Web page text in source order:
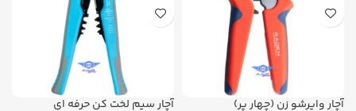
آچار وایرشو زن (چهار پر)
آچار سیم لخت کن حرفه ای